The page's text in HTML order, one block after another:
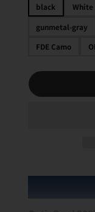
black White
gunmetal-gray
FDE Camo